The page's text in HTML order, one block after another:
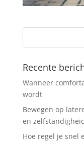
Recente
Wanneer
wordt
Bewegen op
en
Hoe regel je snel